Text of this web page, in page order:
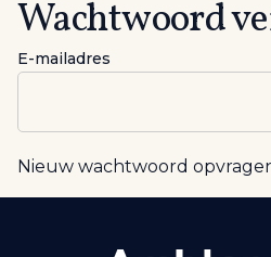
Wachtwoord
E-mailadres
Nieuw wachtwoord